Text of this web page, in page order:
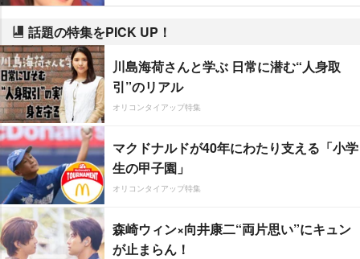
話題の特集をPICK UP！
川島海荷さんと学ぶ 日常に潜む“人身取
引”のリアル
オリコンタイアップ特集
マクドナルドが40年にわたり支える「小学
生の甲子園」
オリコンタイアップ特集
森崎ウィン×向井康二“両片思い”にキュン
が止まらん！